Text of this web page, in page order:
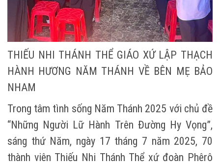
THIẾU NHI THÁNH THỂ GIÁO XỨ LẬP THẠCH
HÀNH HƯƠNG NĂM THÁNH VỀ BÊN MẸ BẢO
NHAM
Trong tâm tình sống Năm Thánh 2025 với chủ đề
“Những Người Lữ Hành Trên Đường Hy Vọng”,
sáng thứ Năm, ngày 17 tháng 7 năm 2025, 70
thành viên Thiếu Nhi Thánh Thể xứ đoàn Phêrô